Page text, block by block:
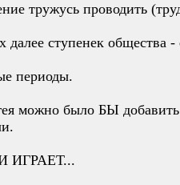
тружусь проводить
далее ступенек
периоды.
можно было БЫ
ИГРАЕТ...